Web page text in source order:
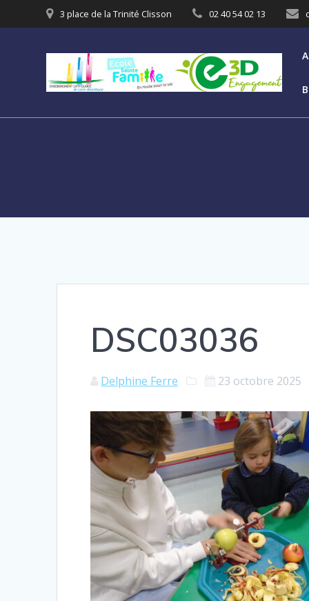
3 place de la Trinité Clisson 02 40 54 02 13
DSC03036
Delphine Ferre 23 octobre 2025